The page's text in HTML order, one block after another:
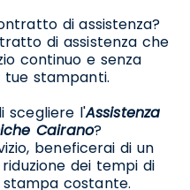
di assistenza?
di assistenza che
continuo e senza
stampanti.
scegliere l'Assistenza
Cairano?
beneficerai di un
dei tempi di
costante.